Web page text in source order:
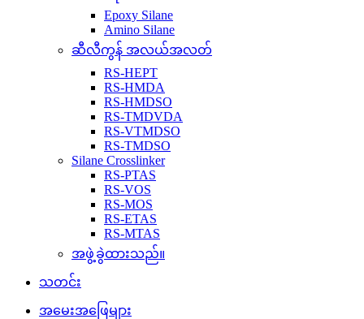
Epoxy Silane
Amino Silane
ဆီလီကွန် အလယ်အလတ်
RS-HEPT
RS-HMDA
RS-HMDSO
RS-TMDVDA
RS-VTMDSO
RS-TMDSO
Silane Crosslinker
RS-PTAS
RS-VOS
RS-MOS
RS-ETAS
RS-MTAS
အဖွဲ့ခွဲထားသည်။
သတင်း
အမေးအဖြေများ